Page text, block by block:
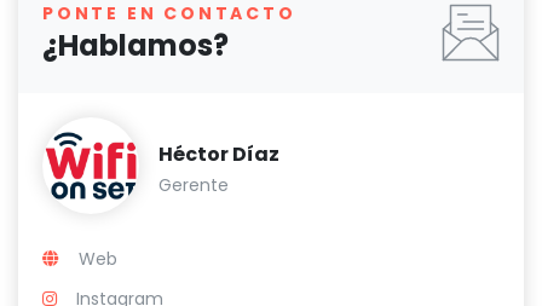
PONTE EN CONTACTO
¿Hablamos?
Héctor Díaz
Gerente
Web
Instagram